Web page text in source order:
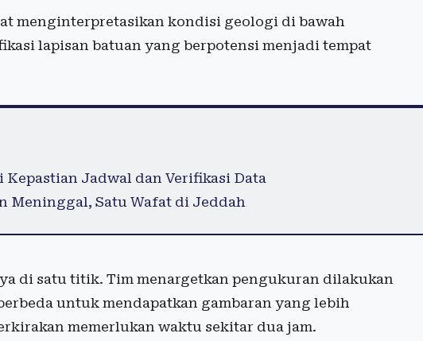
menginterpretasikan kondisi geologi di bawah
lapisan batuan yang berpotensi menjadi tempat
Kepastian Jadwal dan Verifikasi Data
Meninggal, Satu Wafat di Jeddah
di satu titik. Tim menargetkan pengukuran dilakukan
untuk mendapatkan gambaran yang lebih
memerlukan waktu sekitar dua jam.